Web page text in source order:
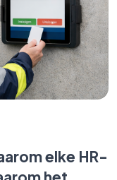
elke HR-